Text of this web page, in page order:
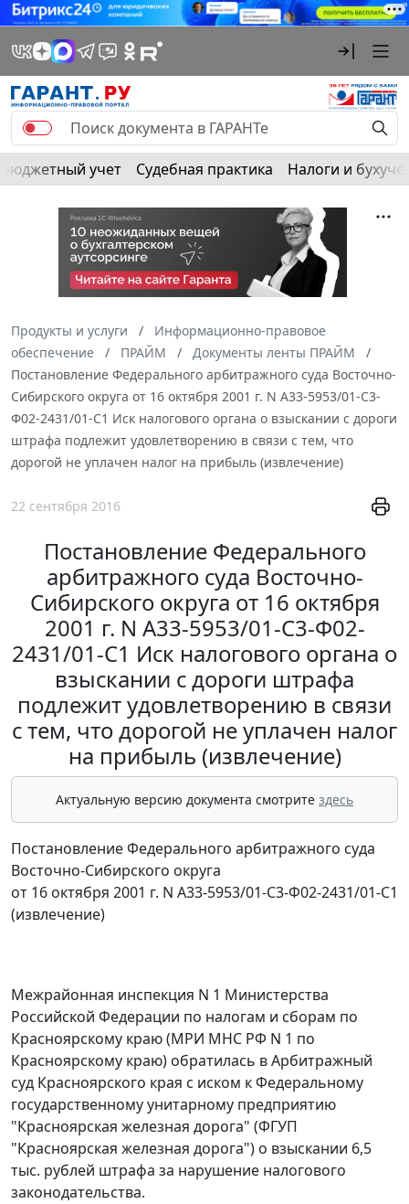
Бюджетный учет Судебная практика Налоги и
Продукты и услуги
Информационно-правовое
обеспечение
ПРАЙМ
Документы ленты ПРАЙМ
Постановление Федерального арбитражного суда Восточно-
Сибирского округа от 16 октября 2001 г. N А33-5953/01-С3-
Ф02-2431/01-С1 Иск налогового органа о взыскании с дороги
штрафа подлежит удовлетворению в связи с тем, что
дорогой не уплачен налог на прибыль (извлечение)
22 сентября 2016
Постановление Федерального
арбитражного суда Восточно-
Сибирского округа от 16 октября
2001 г. N А33-5953/01-С3-Ф02-
2431/01-С1 Иск налогового органа о
взыскании с дороги штрафа
подлежит удовлетворению в связи
с тем, что дорогой не уплачен налог
на прибыль (извлечение)
Актуальную версию документа смотрите здесь
Постановление Федерального арбитражного суда
Восточно-Сибирского округа
от 16 октября 2001 г. N А33-5953/01-С3-Ф02-2431/01-С1
(извлечение)
Межрайонная инспекция N 1 Министерства
Российской Федерации по налогам и сборам по
Красноярскому краю (МРИ МНС РФ N 1 по
Красноярскому краю) обратилась в Арбитражный
суд Красноярского края с иском к Федеральному
государственному унитарному предприятию
"Красноярская железная дорога" (ФГУП
"Красноярская железная дорога") о взыскании 6,5
тыс. рублей штрафа за нарушение налогового
законодательства.